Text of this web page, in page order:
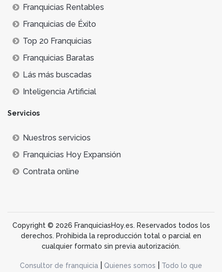
Franquicias Rentables
Franquicias de Éxito
Top 20 Franquicias
Franquicias Baratas
Lás más buscadas
Inteligencia Artificial
Servicios
Nuestros servicios
Franquicias Hoy Expansión
Contrata online
Copyright © 2026 FranquiciasHoy.es. Reservados todos los
derechos. Prohibida la reproducción total o parcial en
cualquier formato sin previa autorización.
Consultor de franquicia Quienes somos Todo lo que